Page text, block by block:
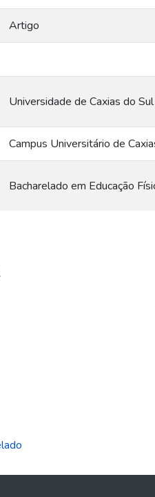
Artigo
Universidade de Caxias do Sul
Campus Universitário de
Bacharelado em Educação